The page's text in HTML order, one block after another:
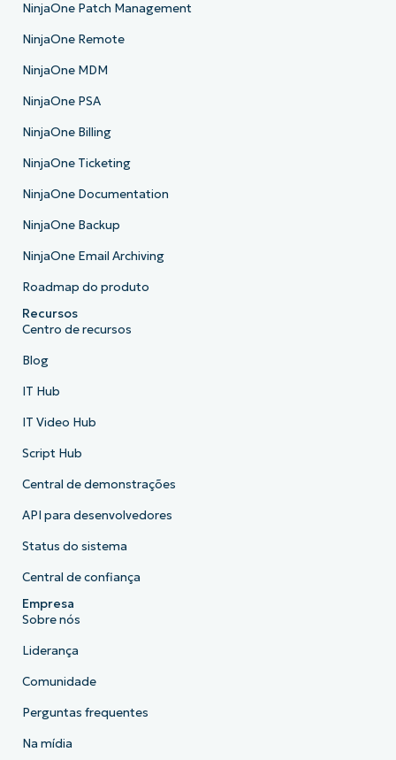
NinjaOne Patch Management
NinjaOne Remote
NinjaOne MDM
NinjaOne PSA
NinjaOne Billing
NinjaOne Ticketing
NinjaOne Documentation
NinjaOne Backup
NinjaOne Email Archiving
Roadmap do produto
Recursos
Centro de recursos
Blog
IT Hub
IT Video Hub
Script Hub
Central de demonstrações
API para desenvolvedores
Status do sistema
Central de confiança
Empresa
Sobre nós
Liderança
Comunidade
Perguntas frequentes
Na mídia